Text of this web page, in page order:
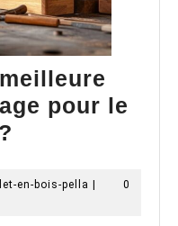
pour le
la
en-bois-pella chalet-0